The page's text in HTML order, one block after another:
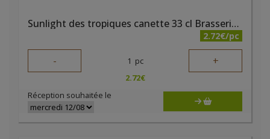
Sunlight des tropiques canette 33 cl Brasserie du Borinage
2.72€/pc
- 1 pc +
2.72€
Réception souhaitée le